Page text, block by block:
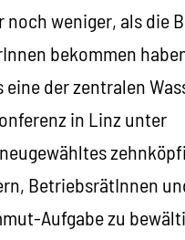
weniger, als die
bekommen
der zentralen
in Linz unter
BetriebsrätInnen
Aufgabe zu